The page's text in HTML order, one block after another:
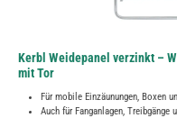
Kerbl Weidepanel verzinkt –
mit Tor
Für mobile Einzäunungen, Boxen
Auch für Fanganlagen, Treibgänge